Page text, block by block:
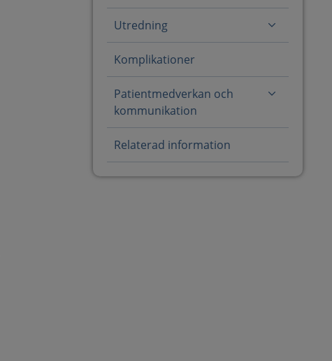
Utredning
Komplikationer
Patientmedverkan och
kommunikation
Relaterad information